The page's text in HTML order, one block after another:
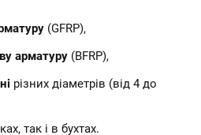
(GFRP),
арматуру (BFRP),
різних діаметрів (від 4 до
так і в бухтах.